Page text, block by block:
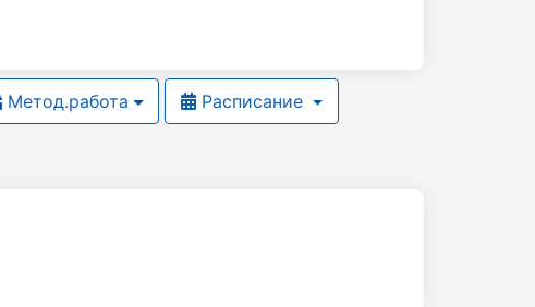
Метод.работа Расписание